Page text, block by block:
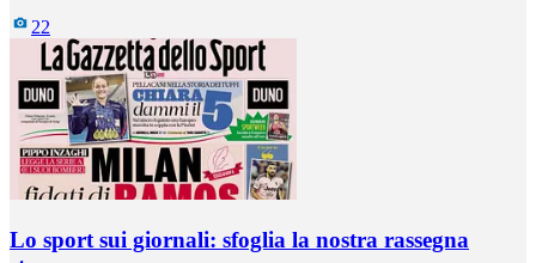
22
Lo sport sui giornali: sfoglia la nostra rassegna